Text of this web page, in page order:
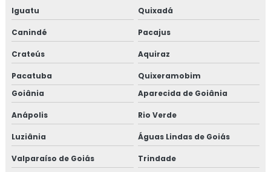
Iguatu Quixadá
Canindé Pacajus
Crateús Aquiraz
Pacatuba
Quixeramobim
Goiânia
Aparecida de Goiânia
Anápolis Rio Verde
Luziânia Águas Lindas de Goiás
Valparaíso de Goiás Trindade